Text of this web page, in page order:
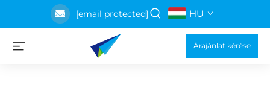
[email protected] HU
Árajánlat kérése